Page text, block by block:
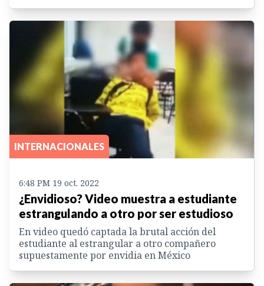
INTERNACIONALES
6:48 PM 19 oct. 2022
¿Envidioso? Video muestra a estudiante
estrangulando a otro por ser estudioso
En video quedó captada la brutal acción del
estudiante al estrangular a otro compañero
supuestamente por envidia en México